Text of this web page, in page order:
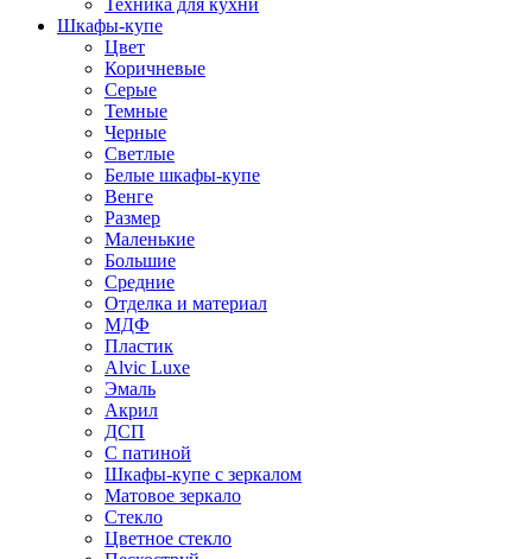
Техника для кухни
Шкафы-купе
Цвет
Коричневые
Серые
Темные
Черные
Светлые
Белые шкафы-купе
Венге
Размер
Маленькие
Большие
Средние
Отделка и материал
МДФ
Пластик
Alvic Luxe
Эмаль
Акрил
ДСП
С патиной
Шкафы-купе с зеркалом
Матовое зеркало
Стекло
Цветное стекло